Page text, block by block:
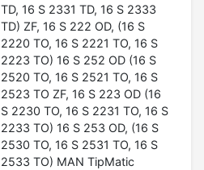
TD, 16 S 2331 TD, 16 S 2333
TD) ZF, 16 S 222 OD, (16 S
2220 TO, 16 S 2221 TO, 16 S
2223 TO) 16 S 252 OD (16 S
2520 TO, 16 S 2521 TO, 16 S
2523 TO ZF, 16 S 223 OD (16
S 2230 TO, 16 S 2231 TO, 16 S
2233 TO) 16 S 253 OD, (16 S
2530 TO, 16 S 2531 TO, 16 S
2533 TO) MAN TipMatic